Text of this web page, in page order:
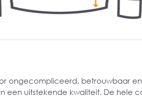
ongecompliceerd, betrouwbaar
een uitstekende kwaliteit. De hele